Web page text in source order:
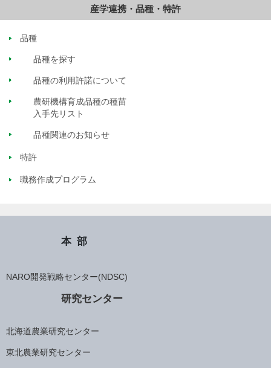
産学連携・品種・特許
品種
品種を探す
品種の利用許諾について
農研機構育成品種の種苗
入手先リスト
品種関連のお知らせ
特許
職務作成プログラム
本部
NARO開発戦略センター(NDSC)
研究センター
北海道農業研究センター
東北農業研究センター